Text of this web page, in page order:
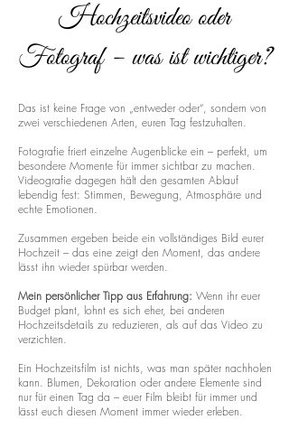
Hochzeitsvideo oder
Fotograf – was ist wichtiger?
Das ist keine Frage von „entweder oder“, sondern von
zwei verschiedenen Arten, euren Tag festzuhalten.
Fotografie friert einzelne Augenblicke ein – perfekt, um
besondere Momente für immer sichtbar zu machen.
Videografie dagegen hält den gesamten Ablauf
lebendig fest: Stimmen, Bewegung, Atmosphäre und
echte Emotionen.
Zusammen ergeben beide ein vollständiges Bild eurer
Hochzeit – das eine zeigt den Moment, das andere
lässt ihn wieder spürbar werden.
Mein persönlicher Tipp aus Erfahrung: Wenn ihr euer
Budget plant, lohnt es sich eher, bei anderen
Hochzeitsdetails zu reduzieren, als auf das Video zu
verzichten.
Ein Hochzeitsfilm ist nichts, was man später nachholen
kann. Blumen, Dekoration oder andere Elemente sind
nur für einen Tag da – euer Film bleibt für immer und
lässt euch diesen Moment immer wieder erleben.